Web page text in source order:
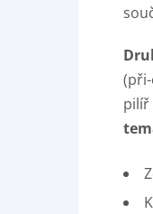
pilíř